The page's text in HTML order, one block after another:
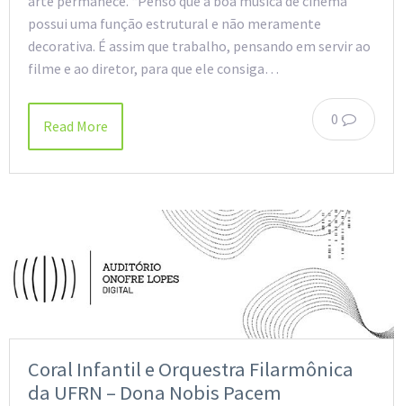
possui uma função estrutural e não meramente
decorativa. É assim que trabalho, pensando em servir ao
filme e ao diretor, para que ele consiga…
0
Read More
Coral Infantil e Orquestra Filarmônica
da UFRN – Dona Nobis Pacem